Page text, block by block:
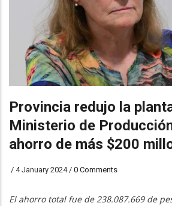
Provincia redujo la
Ministerio de
ahorro de más $200
/ 4 January 2024/ 0 Comments
El ahorro total fue de 238.087.669 de